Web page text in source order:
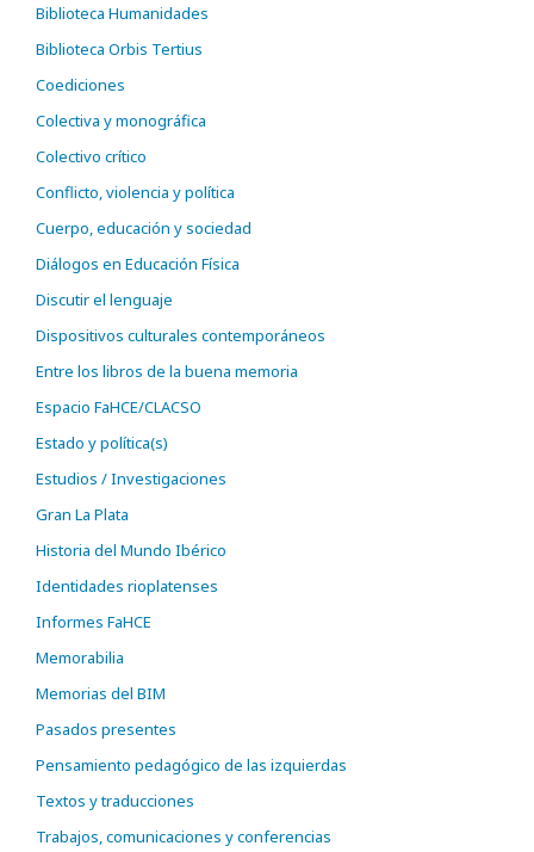
Biblioteca Humanidades
Biblioteca Orbis Tertius
Coediciones
Colectiva y monográfica
Colectivo crítico
Conflicto, violencia y política
Cuerpo, educación y sociedad
Diálogos en Educación Física
Discutir el lenguaje
Dispositivos culturales contemporáneos
Entre los libros de la buena memoria
Espacio FaHCE/CLACSO
Estado y política(s)
Estudios / Investigaciones
Gran La Plata
Historia del Mundo Ibérico
Identidades rioplatenses
Informes FaHCE
Memorabilia
Memorias del BIM
Pasados presentes
Pensamiento pedagógico de las izquierdas
Textos y traducciones
Trabajos, comunicaciones y conferencias